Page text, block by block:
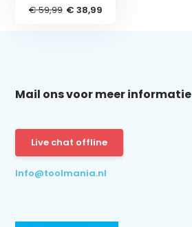
€ 59,99 € 38,99
Mail ons voor meer informatie
Live chat offline
Info@toolmania.nl